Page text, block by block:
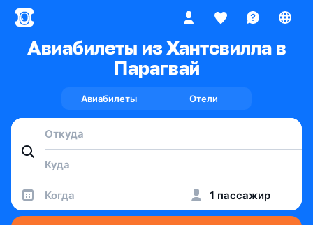
Авиабилеты из Хантсвилла в
Парагвай
Авиабилеты Отели
Когда 1 пассажир